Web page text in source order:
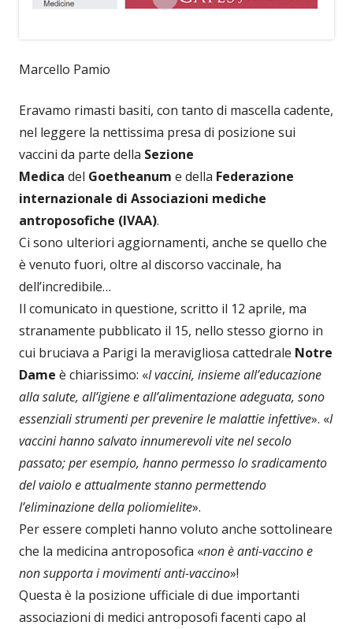
Marcello Pamio
Eravamo rimasti basiti, con tanto di mascella cadente,
nel leggere la nettissima presa di posizione sui
vaccini da parte della Sezione
Medica del Goetheanum e della Federazione
internazionale di Associazioni mediche
antroposofiche (IVAA).
Ci sono ulteriori aggiornamenti, anche se quello che
è venuto fuori, oltre al discorso vaccinale, ha
dell’incredibile…
Il comunicato in questione, scritto il 12 aprile, ma
stranamente pubblicato il 15, nello stesso giorno in
cui bruciava a Parigi la meravigliosa cattedrale Notre
Dame è chiarissimo: «I vaccini, insieme all’educazione
alla salute, all’igiene e all’alimentazione adeguata, sono
essenziali strumenti per prevenire le malattie infettive». «I
vaccini hanno salvato innumerevoli vite nel secolo
passato; per esempio, hanno permesso lo sradicamento
del vaiolo e attualmente stanno permettendo
l’eliminazione della poliomielite».
Per essere completi hanno voluto anche sottolineare
che la medicina antroposofica «non è anti-vaccino e
non supporta i movimenti anti-vaccino»!
Questa è la posizione ufficiale di due importanti
associazioni di medici antroposofi facenti capo al